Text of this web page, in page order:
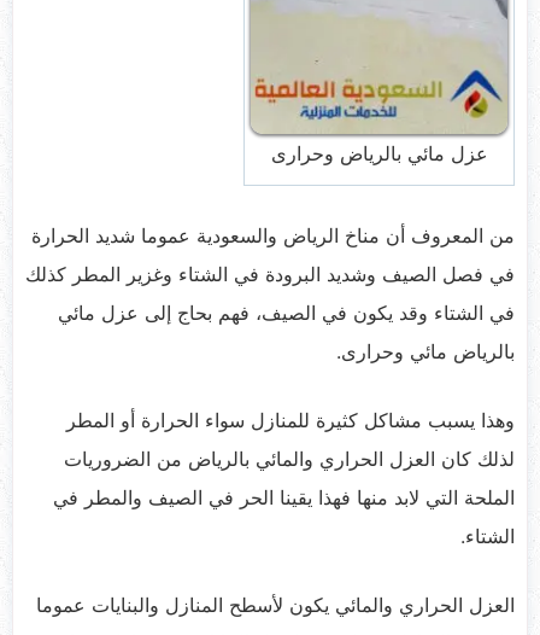
عزل مائي بالرياض وحرارى
من المعروف أن مناخ الرياض والسعودية عموما شديد الحرارة
في فصل الصيف وشديد البرودة في الشتاء وغزير المطر كذلك
في الشتاء وقد يكون في الصيف، فهم بحاج إلى عزل مائي
بالرياض مائي وحرارى.
وهذا يسبب مشاكل كثيرة للمنازل سواء الحرارة أو المطر
لذلك كان العزل الحراري والمائي بالرياض من الضروريات
الملحة التي لابد منها فهذا يقينا الحر في الصيف والمطر في
الشتاء.
العزل الحراري والمائي يكون لأسطح المنازل والبنايات عموما